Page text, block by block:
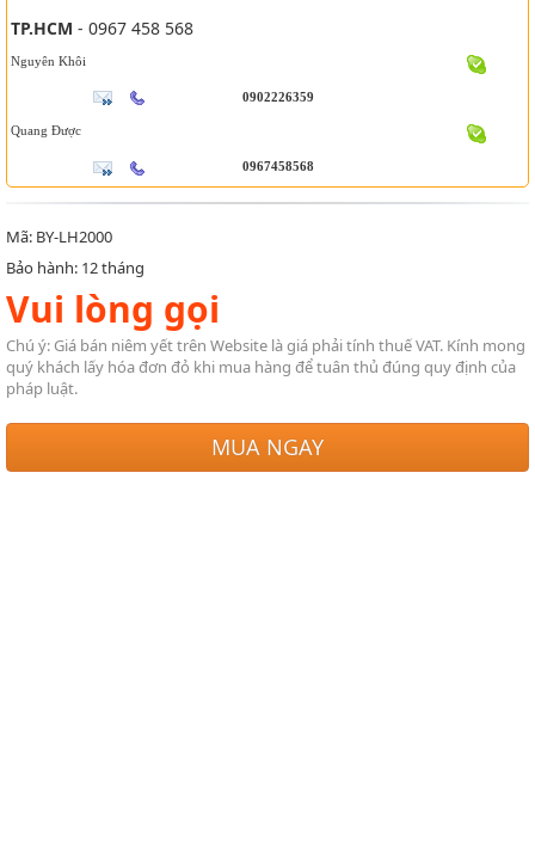
TP.HCM - 0967 458 568
Nguyên Khôi
0902226359
Quang Được
0967458568
Mã: BY-LH2000
Bảo hành: 12 tháng
Vui lòng gọi
Chú ý: Giá bán niêm yết trên Website là giá phải tính thuế VAT. Kính mong
quý khách lấy hóa đơn đỏ khi mua hàng để tuân thủ đúng quy định của
pháp luật.
MUA NGAY